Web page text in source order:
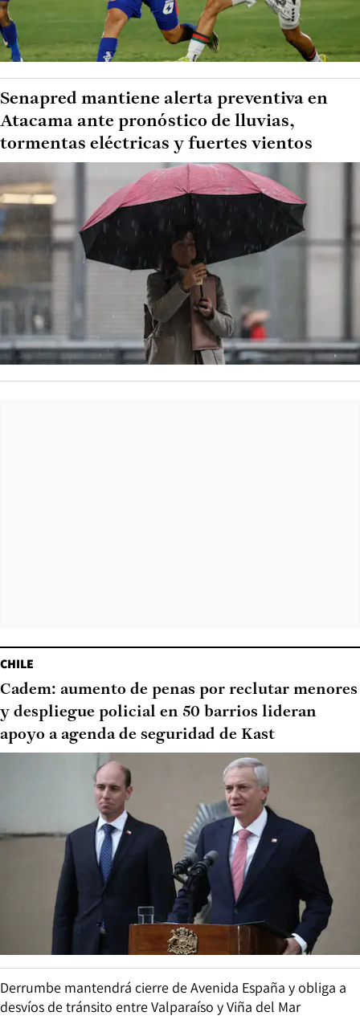
Senapred mantiene alerta preventiva en
Atacama ante pronóstico de lluvias,
tormentas eléctricas y fuertes vientos
CHILE
Cadem: aumento de penas por reclutar menores
y despliegue policial en 50 barrios lideran
apoyo a agenda de seguridad de Kast
Derrumbe mantendrá cierre de Avenida España y obliga a
desvíos de tránsito entre Valparaíso y Viña del Mar